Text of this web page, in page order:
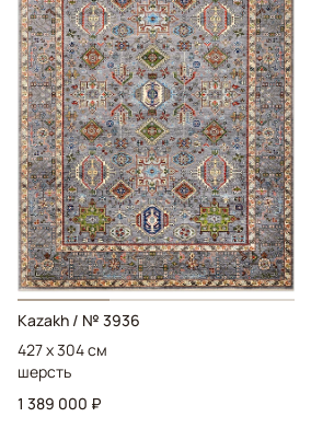
Kazakh / № 3936
427 x 304 см
шерсть
1 389 000 ₽